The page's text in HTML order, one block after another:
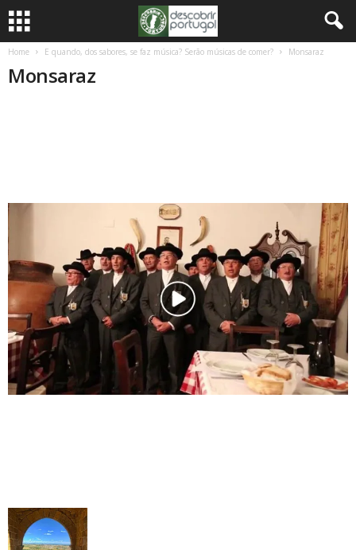
Home E quando, dos sabores, se faz música? Serão músicas de comer? Monsaraz
Monsaraz